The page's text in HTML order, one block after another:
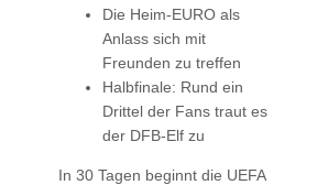
Die Heim-EURO als
Anlass sich mit
Freunden zu treffen
Halbfinale: Rund ein
Drittel der Fans traut es
der DFB-Elf zu
In 30 Tagen beginnt die UEFA